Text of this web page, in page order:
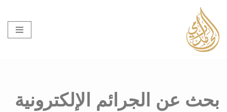
تخطى
إلى
المحتوى
بحث عن الجرائم الإلكترونية